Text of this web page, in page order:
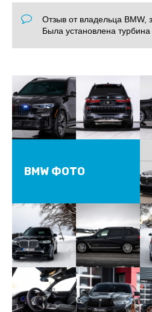
Отзыв от владельца BMW,
Была установлена турбина
BMW ФОТО